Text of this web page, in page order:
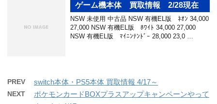
ゲーム機本体 買取情報 2/28現在
NSW 未使用 中古品 NSW 有機EL版 ﾈｵﾝ 34,000
27,000 NSW 有機EL版 ﾎﾜｲﾄ 34,000 27,000
NSW 有機EL版 ﾏｲﾆﾝﾃﾝﾄﾞｰ 28,000 23,0 …
PREV switch本体・PS5本体 買取情報 4/17～
NEXT
ポケモンカードBOXプラスアップキャンペーンやって